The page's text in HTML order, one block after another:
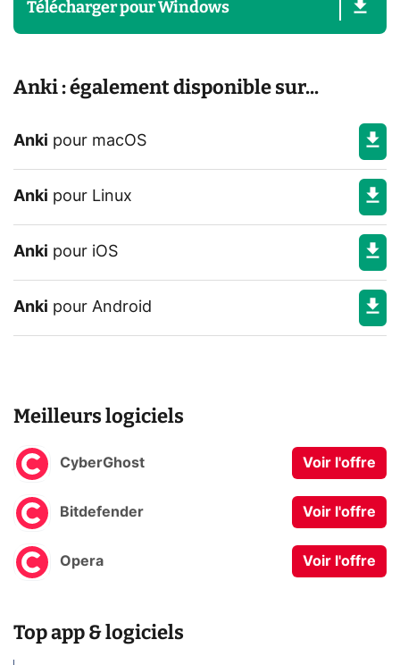
TéléchargerpourWindows
Anki : également disponible sur...
Anki pour macOS
Anki pour Linux
Anki pour iOS
Anki pour Android
Meilleurs logiciels
CyberGhost Voir l'offre
Bitdefender Voir l'offre
Opera Voir l'offre
Top app & logiciels